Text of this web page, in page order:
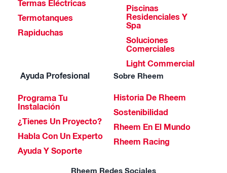
Termas Eléctricas
Termotanques
Rapiduchas
Piscinas
Residenciales Y
Spa
Soluciones
Comerciales
Light Commercial
Ayuda Profesional
Programa Tu
Instalación
¿Tienes Un Proyecto?
Habla Con Un Experto
Ayuda Y Soporte
Sobre Rheem
Historia De Rheem
Sostenibilidad
Rheem En El Mundo
Rheem Racing